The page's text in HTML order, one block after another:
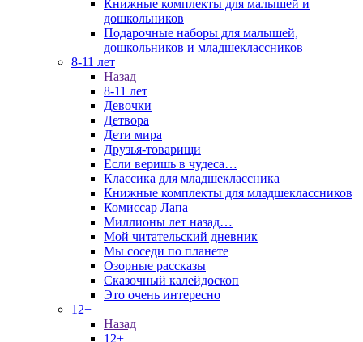
Книжные комплекты для малышей и
дошкольников
Подарочные наборы для малышей,
дошкольников и младшеклассников
8-11 лет
Назад
8-11 лет
Девочки
Детвора
Дети мира
Друзья-товарищи
Если веришь в чудеса…
Классика для младшеклассника
Книжные комплекты для младшеклассников
Комиссар Лапа
Миллионы лет назад…
Мой читательский дневник
Мы соседи по планете
Озорные рассказы
Сказочный калейдоскоп
Это очень интересно
12+
Назад
12+